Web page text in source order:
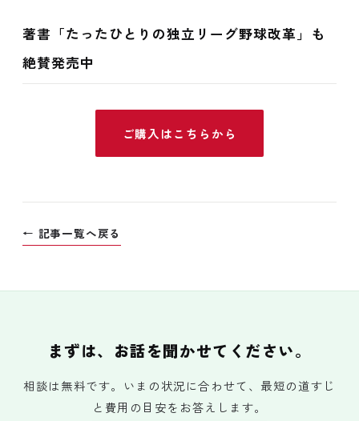
著書「たったひとりの独立リーグ野球改革」も
絶賛発売中
ご購入はこちらから
← 記事一覧へ戻る
まずは、お話を聞かせてください。
相談は無料です。いまの状況に合わせて、最短の道すじ
と費用の目安をお答えします。